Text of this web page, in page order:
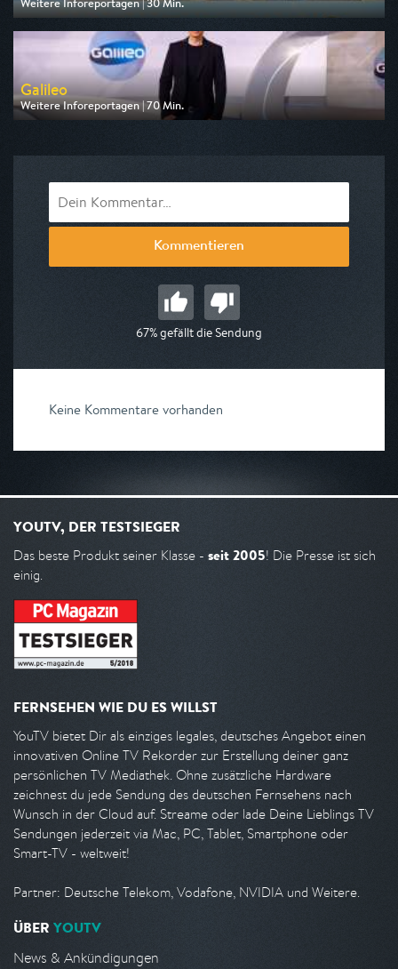
Weitere Inforeportagen | 30 Min.
Ausgestrahlt von Tagesschau24
am 07.08.2026, 20:30
Galileo
Weitere Inforeportagen | 70 Min.
Ausgestrahlt von Pro 7
Kommentieren
67% gefällt die Sendung
Keine Kommentare vorhanden
YOUTV, DER TESTSIEGER
Das beste Produkt seiner Klasse - seit 2005! Die Presse ist sich
einig.
FERNSEHEN WIE DU ES WILLST
YouTV bietet Dir als einziges legales, deutsches Angebot einen
innovativen Online TV Rekorder zur Erstellung deiner ganz
persönlichen TV Mediathek. Ohne zusätzliche Hardware
zeichnest du jede Sendung des deutschen Fernsehens nach
Wunsch in der Cloud auf. Streame oder lade Deine Lieblings TV
Sendungen jederzeit via Mac, PC, Tablet, Smartphone oder
Smart-TV - weltweit!
Partner: Deutsche Telekom, Vodafone, NVIDIA und Weitere.
ÜBER YOUTV
News & Ankündigungen